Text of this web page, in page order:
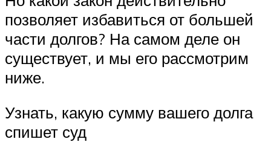
позволяет избавиться от большей
части долгов? На самом деле он
существует, и мы его рассмотрим
ниже.
Узнать, какую сумму вашего долга
спишет суд